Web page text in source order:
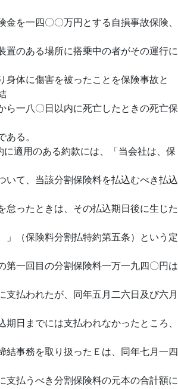
金を一四〇〇万円とする自損事故保険、
置のある場所に搭乗中の者がその運行に
身体に傷害を被ったことを保険事故と
ら一八〇日以内に死亡したときの死亡保
る。
適用のある約款には、「当会社は、保
いて、当該分割保険料を払込むべき払込
怠ったときは、その払込期日後に生じた
」（保険料分割払特約第五条）という定
一回目の分割保険料一万一九四〇円は
支払われたが、同年五月二六日及び六月
期日までには支払われなかったところ、
結事務を取り扱ったＥは、同年七月一四
支払うべき分割保険料の元本の合計額に